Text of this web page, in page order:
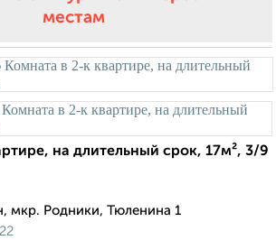
местам
на длительный срок, 17м², 3/9
мкр. Родники, Тюленина 1